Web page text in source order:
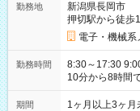
勤務地
新潟県長岡市
押切駅から徒歩
電子・機械系
勤務時間
8:30～17:30 9:00～15:00
10分から8時間で
期間
1ヶ月以上3ヶ